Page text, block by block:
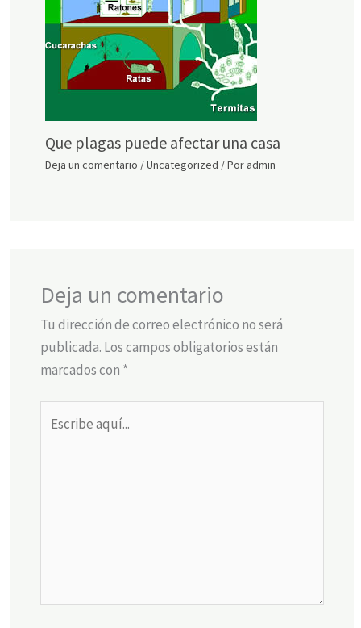
Que plagas puede afectar una casa
Deja un comentario /Uncategorized / Por admin
Deja un comentario
Tu dirección de correo electrónico no será
publicada. Los campos obligatorios están
marcados con *
aquí...